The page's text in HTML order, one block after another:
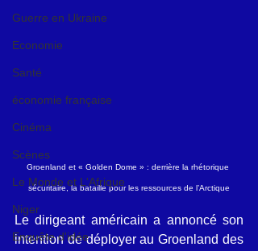
Guerre en Ukraine
Economie
Santé
économie française
Cinéma
Scènes
Le Monde et L'Afrique
Niger
Enquête d'idée
Groenland et « Golden Dome » : derrière la rhétorique
sécuritaire, la bataille pour les ressources de l’Arctique
Le dirigeant américain a annoncé son
intention de déployer au Groenland des